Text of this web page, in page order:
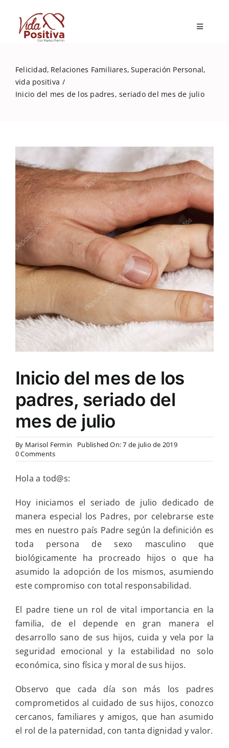
content
Toggle
Mi libro
Capacitaciones
Felicidad Relaciones Familiares Superación Personal
vida positiva
Inicio del mes de los padres, seriado del mes de julio
Inicio del mes de los
padres, seriado del
mes de julio
By Marisol Fermin
Published On: 7 de julio de 2019
0 Commentson
Inicio
mes
los
padres,
seriado
del
mes
de
julio
Hola a tod@s:
Hoy iniciamos el seriado de julio dedicado de
manera especial los Padres, por celebrarse este
mes en nuestro país Padre según la definición es
toda persona de sexo masculino que
biológicamente ha procreado hijos o que ha
asumido la adopción de los mismos, asumiendo
este compromiso con total responsabilidad.
El padre tiene un rol de vital importancia en la
familia, de el depende en gran manera el
desarrollo sano de sus hijos, cuida y vela por la
seguridad emocional y la estabilidad no solo
económica, sino física y moral de sus hijos.
Observo que cada día son más los padres
comprometidos al cuidado de sus hijos, conozco
cercanos, familiares y amigos, que han asumido
el rol de la paternidad, con tanta dignidad y valor.